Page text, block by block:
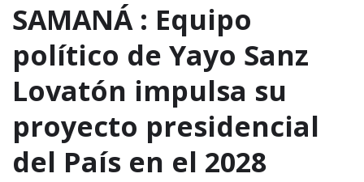
SAMANÁ : Equipo
político de Yayo Sanz
Lovatón impulsa su
proyecto presidencial
del País en el 2028